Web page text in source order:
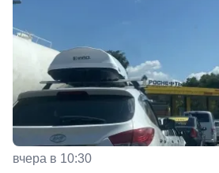
вчера в 10:30